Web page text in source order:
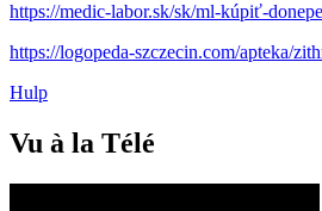
https://medic-labor.sk/sk/ml-kúpiť-
https://logopeda-szczecin.com/apteka/
Hulp
Vu à la Télé